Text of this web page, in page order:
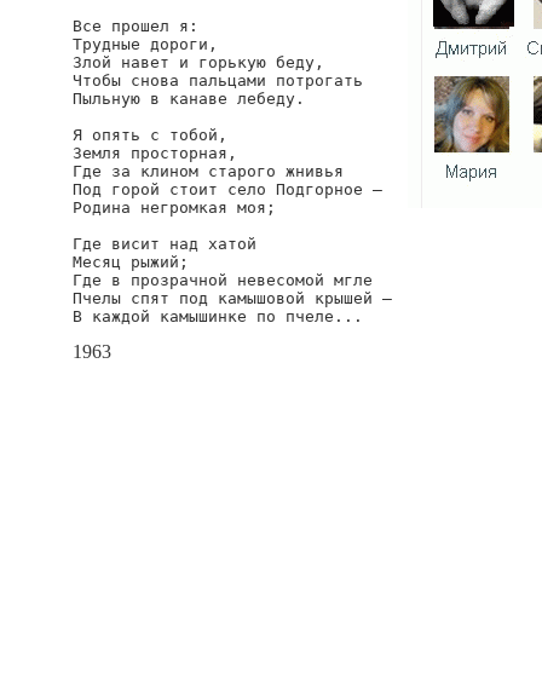
Все прошел я:
Трудные дороги,
Злой навет и горькую беду,
Чтобы снова пальцами потрогать
Пыльную в канаве лебеду.
Я опять с тобой,
Земля просторная,
Где за клином старого жнивья
Под горой стоит село Подгорное —
Родина негромкая моя;
Где висит над хатой
Месяц рыжий;
Где в прозрачной невесомой мгле
Пчелы спят под камышовой крышей —
В каждой камышинке по пчеле...
1963